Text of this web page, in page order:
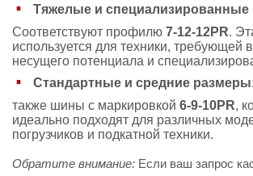
Тяжелые и
Соответствуют профилю 7-12-12PR.
используется для техники, требующей
несущего потенциала и
Стандартные и средние
также шины с маркировкой 6-9-10PR,
идеально подходят для различных
погрузчиков и подкатной техники.
Обратите внимание: Если ваш запрос